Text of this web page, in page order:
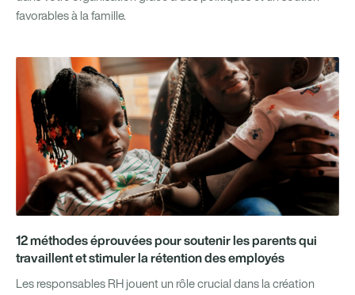
favorables à la famille.
12 méthodes éprouvées pour soutenir les parents qui
travaillent et stimuler la rétention des employés
Les responsables RH jouent un rôle crucial dans la création